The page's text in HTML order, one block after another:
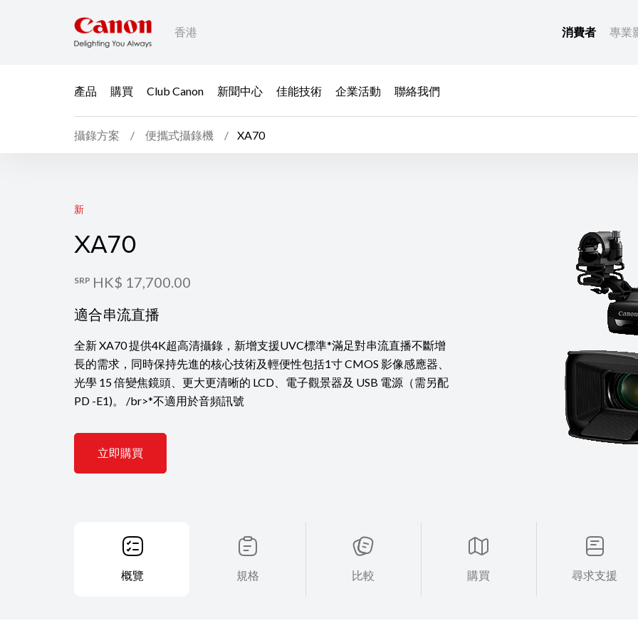
香港 消費者 專業
產品 購買 Club Canon 新聞中心 佳能技術 企業活動 聯絡我們
攝錄方案 便攜式攝錄機 XA70
XA70新
XA70
SRP HK$ 17,700.00
適合串流直播
全新 XA70 提供4K超高清攝錄，新增支援UVC標準*滿足對串流直播不斷增
長的需求，同時保持先進的核心技術及輕便性包括1寸 CMOS 影像感應器、
光學 15 倍變焦鏡頭、更大更清晰的 LCD、電子觀景器及 USB 電源（需另配
PD -E1)。 /br>*不適用於音頻訊號
立即購買
概覽 規格 比較 購買 尋求支援